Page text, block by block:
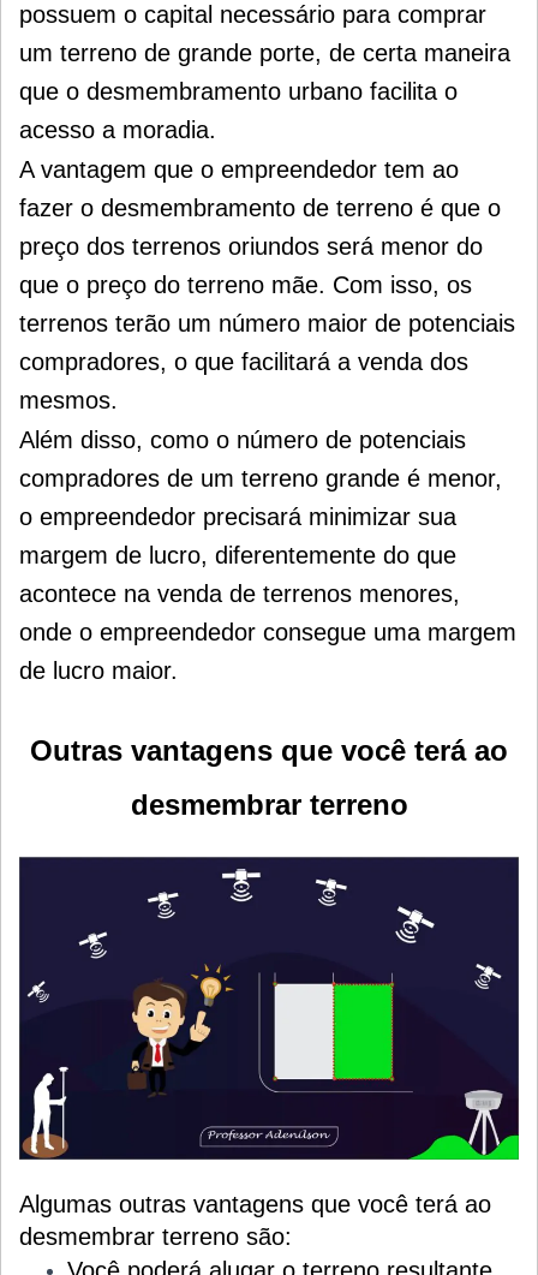
possuem o capital necessário para comprar
um terreno de grande porte, de certa maneira
que o desmembramento urbano facilita o
acesso a moradia.
A vantagem que o empreendedor tem ao
fazer o desmembramento de terreno é que o
preço dos terrenos oriundos será menor do
que o preço do terreno mãe. Com isso, os
terrenos terão um número maior de potenciais
compradores, o que facilitará a venda dos
mesmos.
Além disso, como o número de potenciais
compradores de um terreno grande é menor,
o empreendedor precisará minimizar sua
margem de lucro, diferentemente do que
acontece na venda de terrenos menores,
onde o empreendedor consegue uma margem
de lucro maior.
Outras vantagens que você terá ao
desmembrar terreno
Algumas outras vantagens que você terá ao
desmembrar terreno são: